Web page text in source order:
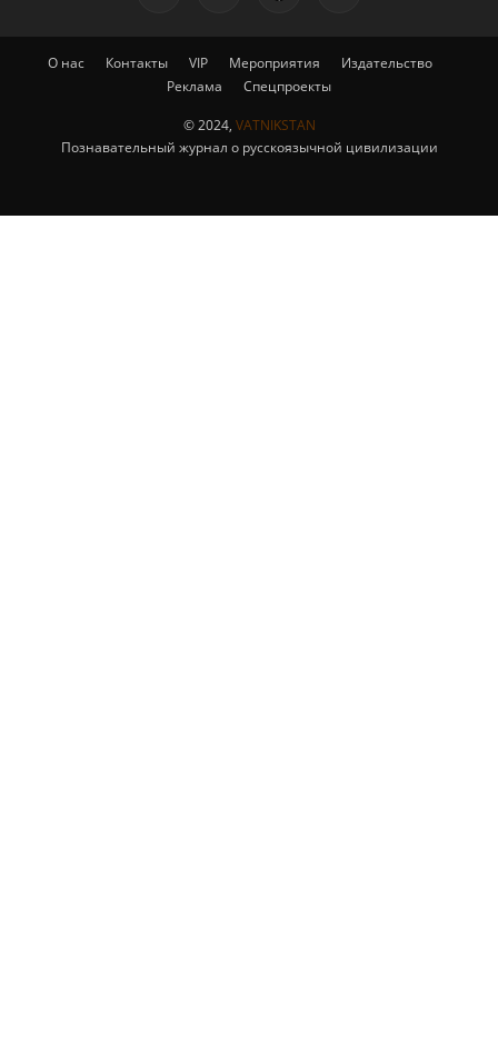
О нас Контакты VIP Мероприятия
Издательство
Реклама
Спецпроекты
© 2024, VATNIKSTAN
Познавательный журнал о русскоязычной цивилизации